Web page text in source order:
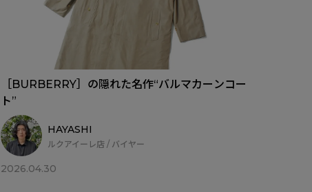
［BURBERRY］の隠れた名作“バルマカーンコー
ト”
HAYASHI
ルクアイーレ店 / バイヤー
2026.04.30